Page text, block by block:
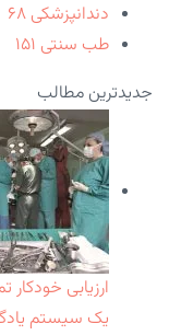
دندانپزشکی ۶۸
طب سنتی ۱۵۱
جدیدترین مطالب
ارزیابی خودکار
یک سیستم